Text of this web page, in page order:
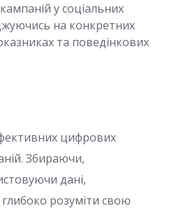
у соціальних
на конкретних
та поведінкових
цифрових
Збираючи,
дані,
розуміти свою